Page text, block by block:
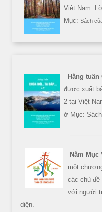
Việt Nam.
Mục: Sách
Hằng tuần
được xuất
2 tại Việt
ở Mục:
Năm Mục
một
các chủ
với người
diện.